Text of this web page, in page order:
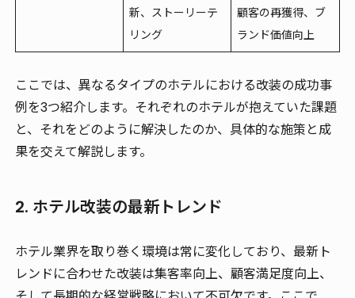
新、ストーリーテ
リング
顧客の再獲得、ブ
ランド価値向上
ここでは、異なるタイプのホテルにおける改装の成功事
例を3つ紹介します。それぞれのホテルが抱えていた課題
と、それをどのように解決したのか、具体的な施策と成
果を交えて解説します。
2. ホテル改装の最新トレンド
ホテル業界を取り巻く環境は常に変化しており、最新ト
レンドに合わせた改装は集客率向上、顧客満足度向上、